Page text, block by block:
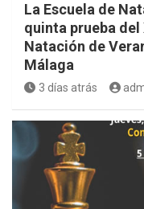
La Escuela de
quinta prueba
Natación de
Málaga
3 días atrás